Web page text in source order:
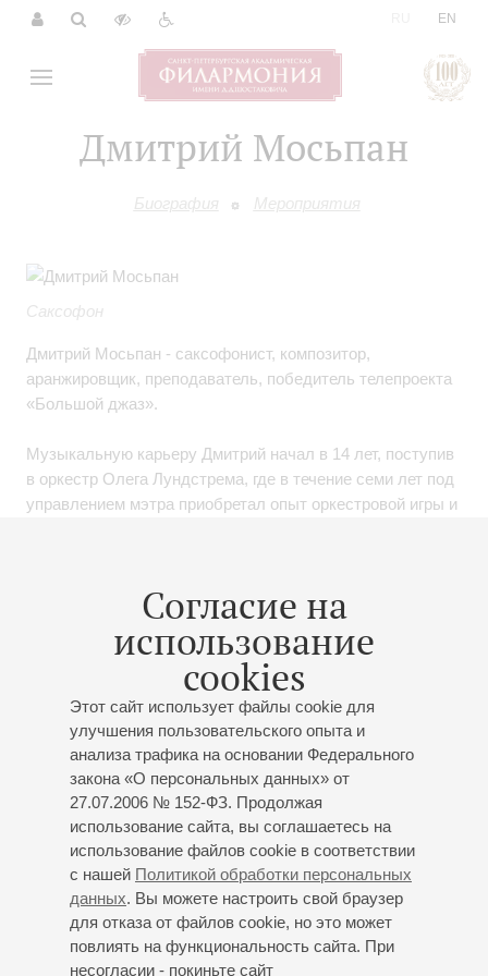
EN
Дмитрий Мосьпан
Биография Мероприятия
Согласие на
использование
cookies
Этот сайт использует файлы cookie для
улучшения пользовательского опыта и
анализа трафика на основании Федерального
закона «О персональных данных» от
27.07.2006 № 152-ФЗ. Продолжая
использование сайта, вы соглашаетесь на
использование файлов cookie в соответствии
с нашей Политикой обработки персональных
данных. Вы можете настроить свой браузер
для отказа от файлов cookie, но это может
повлиять на функциональность сайта. При
несогласии - покиньте сайт
Саксофон
Дмитрий Мосьпан - саксофонист, композитор,
аранжировщик, преподаватель, победитель телепроекта
«Большой джаз».
Музыкальную карьеру Дмитрий начал в 14 лет, поступив
в оркестр Олега Лундстрема, где в течение семи лет под
управлением мэтра приобретал опыт оркестровой игры и
университете "New School" в Нью-Йорке. Выступал в
легендарном нью-йоркском клубе "Blue Note" в составе
ансамбля "Open World Russian Octet".
В 2010 году выступал c ансамблем Вадима Эйленкрига в
Ялте на экономической конференции, где играл для
Билла Клинтона (экс-президента США).
В 2012 году в Нью-Йорке состоялась запись сольного
альбома Дмитрия - "On The Waves" со звездами нью-
йоркского джаза.
Принимал участие во многих международных джаз-